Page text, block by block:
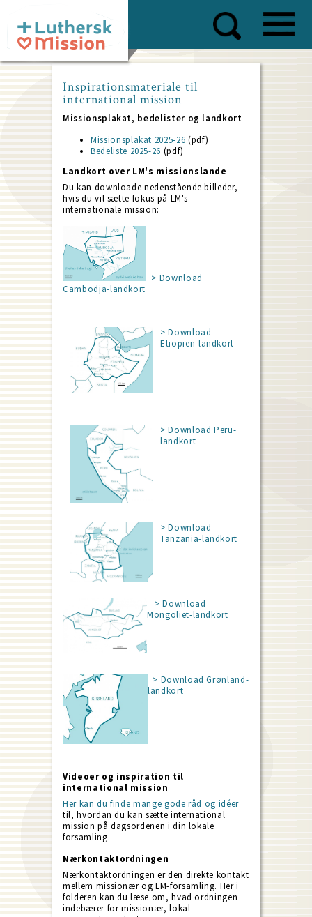
main
content
Inspirationsmateriale til
international mission
Missionsplakat, bedelister og landkort
Missionsplakat 2025-26 (pdf)
Bedeliste 2025-26 (pdf)
Landkort over LM's missionslande
Du kan downloade nedenstående billeder,
hvis du vil sætte fokus på LM's
internationale mission:
> Download
Cambodja-landkort
> Download
Etiopien-landkort
> Download Peru-
landkort
> Download
Tanzania-landkort
> Download
Mongoliet-landkort
> Download Grønland-
landkort
Videoer og inspiration til
international mission
Her kan du finde mange gode råd og idéer
til, hvordan du kan sætte international
mission på dagsordenen i din lokale
forsamling.
Nærkontaktordningen
Nærkontaktordningen er den direkte kontakt
mellem missionær og LM-forsamling. Her i
folderen kan du læse om, hvad ordningen
indebærer for missionær, lokal